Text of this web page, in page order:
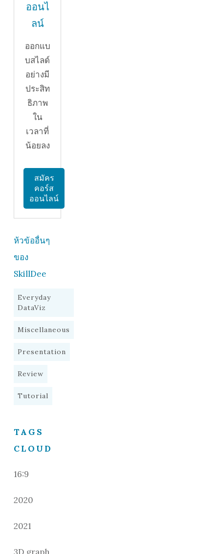
ออนไ
ลน์
ออกแบ
บสไลด์
อย่างมี
ประสิท
ธิภาพ
ใน
เวลาที่
น้อยลง
สมัคร
คอร์ส
ออนไลน์
ห้วข้ออื่นๆ
ของ
SkillDee
Everyday
DataViz
Miscellaneous
Presentation
Review
Tutorial
TAGS
CLOUD
16:9
2020
2021